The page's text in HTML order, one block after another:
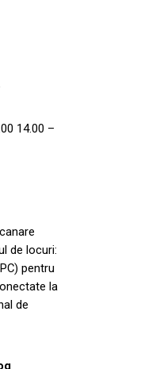
14.00 –
de locuri:
pentru
la
de